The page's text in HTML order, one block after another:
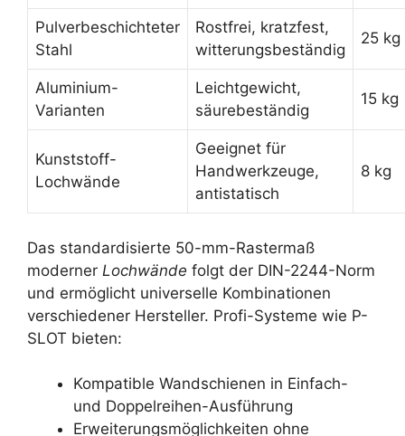
Pulverbeschichteter
Stahl
Rostfrei, kratzfest,
witterungsbeständig
25 kg
Aluminium-
Varianten
Leichtgewicht,
säurebeständig
15 kg
Kunststoff-
Lochwände
Geeignet für
Handwerkzeuge,
antistatisch
8 kg
Das standardisierte 50-mm-Rastermaß
moderner Lochwände folgt der DIN-2244-Norm
und ermöglicht universelle Kombinationen
verschiedener Hersteller. Profi-Systeme wie P-
SLOT bieten:
Kompatible Wandschienen in Einfach-
und Doppelreihen-Ausführung
Erweiterungsmöglichkeiten ohne